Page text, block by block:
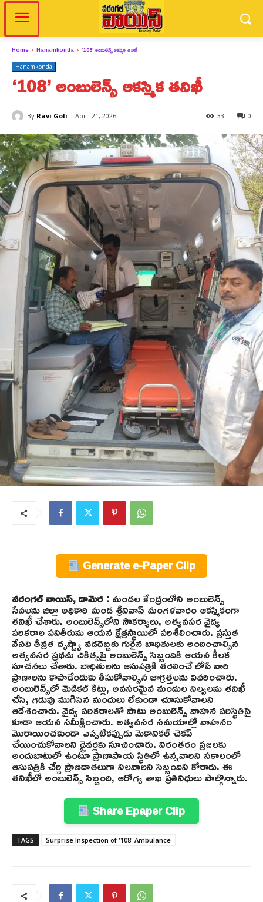
Home Hanamkonda ‘108’ అంబులెన్స్‌ ఆకస్మిక తనిఖీ
Hanamkonda
‘108’ అంబులెన్స్‌ ఆకస్మిక తనిఖీ
By Ravi Goli April 21, 2026 0
33
Generate e-Paper Clip
వరంగల్ వాయిస్, దామెర :మండల కేంద్రంలోని అంబులెన్స్
సేవలను జిల్లా అధికారి మండ శ్రీనివాస్ మంగళవారం ఆకస్మికంగా
తనిఖీ చేశారు. అంబులెన్స్‌లోని సౌకర్యాలు, అత్యవసర వైద్య
పరికరాల పనితీరును ఆయన క్షేత్రస్థాయిలో పరిశీలించారు. ప్రస్తుత
వేసవి తీవ్రత దృష్ట్యా వడదెబ్బకు గురైన బాధితులకు అందించాల్సిన
అత్యవసర ప్రథమ చికిత్సపై అంబులెన్స్ సిబ్బందికి ఆయన కీలక
సూచనలు చేశారు. బాధితులను ఆసుపత్రికి తరలించే లోపే వారి
ప్రాణాలను కాపాడేందుకు తీసుకోవాల్సిన జాగ్రత్తలను వివరించారు.
అంబులెన్స్‌లో మెడికల్ కిట్లు, అవసరమైన మందుల నిల్వలను తనిఖీ
చేసి, గడువు ముగిసిన మందులు లేకుండా చూసుకోవాలని
ఆదేశించారు. వైద్య పరికరాలతో పాటు అంబులెన్స్ వాహన పరిస్థితిపై
కూడా ఆయన సమీక్షించారు. అత్యవసర సమయాల్లో వాహనం
మొరాయించకుండా ఎప్పటికప్పుడు మెకానికల్ చెకప్
చేయించుకోవాలని డ్రైవర్లకు సూచించారు. నిరంతరం ప్రజలకు
అందుబాటులో ఉంటూ ప్రాణాపాయ స్థితిలో ఉన్నవారిని సకాలంలో
ఆసుపత్రికి చేర్చి ప్రాణదాతలుగా నిలవాలని సిబ్బందిని కోరారు. ఈ
తనిఖీలో అంబులెన్స్ సిబ్బంది, ఆరోగ్య శాఖ ప్రతినిధులు పాల్గొన్నారు.
Share Epaper Clip
TAGS Surprise Inspection of '108' Ambulance